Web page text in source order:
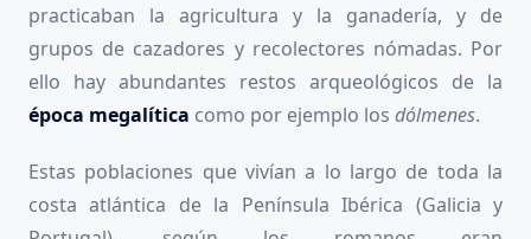
practicaban la agricultura y la ganadería, y de
grupos de cazadores y recolectores nómadas. Por
ello hay abundantes restos arqueológicos de la
época megalítica como por ejemplo los dólmenes.
Estas poblaciones que vivían a lo largo de toda la
costa atlántica de la Península Ibérica (Galicia y